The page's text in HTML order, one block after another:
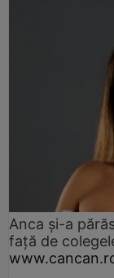
Anca și-a
față de